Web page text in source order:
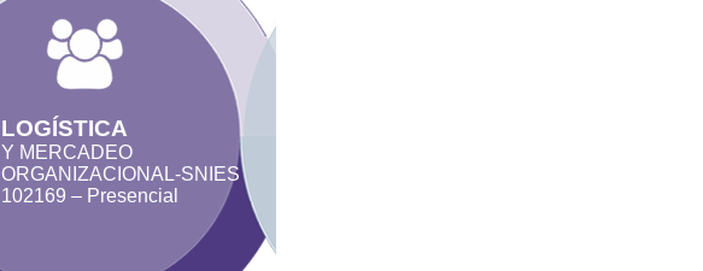
LOGÍSTICA
Y MERCADEO
ORGANIZACIONAL-SNIES
102169 – Presencial